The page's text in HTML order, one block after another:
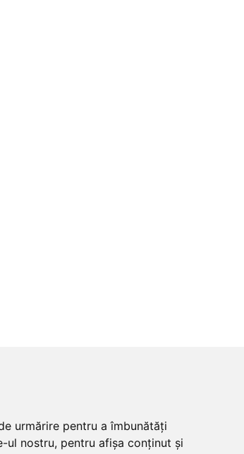
urmărire pentru a îmbunătăți
ul nostru, pentru afișa conținut și